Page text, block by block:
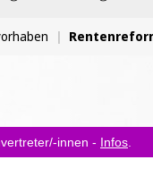
innen - Infos